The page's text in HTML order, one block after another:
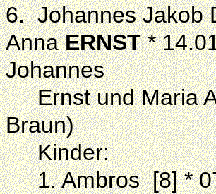
6. Johannes Jakob
AnnaERNST*
Johannes
Ernst und Maria
Braun)
Kinder:
1. Ambros [8] *